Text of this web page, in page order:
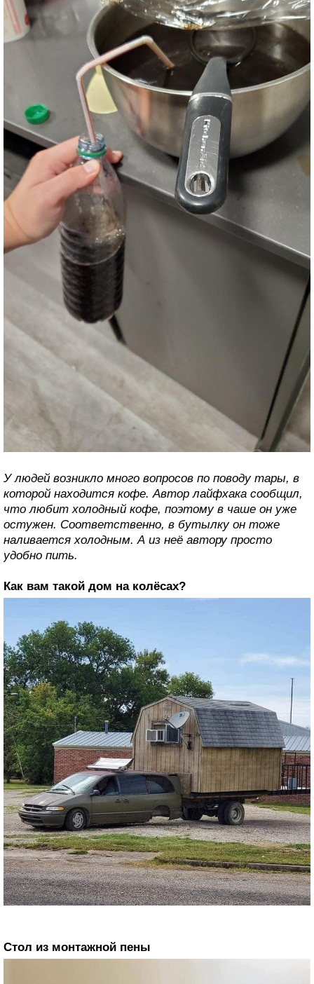
У людей возникло много вопросов по поводу тары, в
которой находится кофе. Автор лайфхака сообщил,
что любит холодный кофе, поэтому в чаше он уже
остужен. Соответственно, в бутылку он тоже
наливается холодным. А из неё автору просто
удобно пить.
Как вам такой дом на колёсах?
Стол из монтажной пены